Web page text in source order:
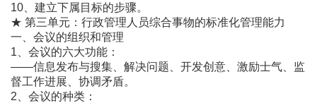
10、建立下属目标的步骤。
★ 第三单元：行政管理人员综合事物的标准化管理能力
一、会议的组织和管理
1、会议的六大功能：
――信息发布与搜集、解决问题、开发创意、激励士气、监
督工作进展、协调矛盾。
2、会议的种类：